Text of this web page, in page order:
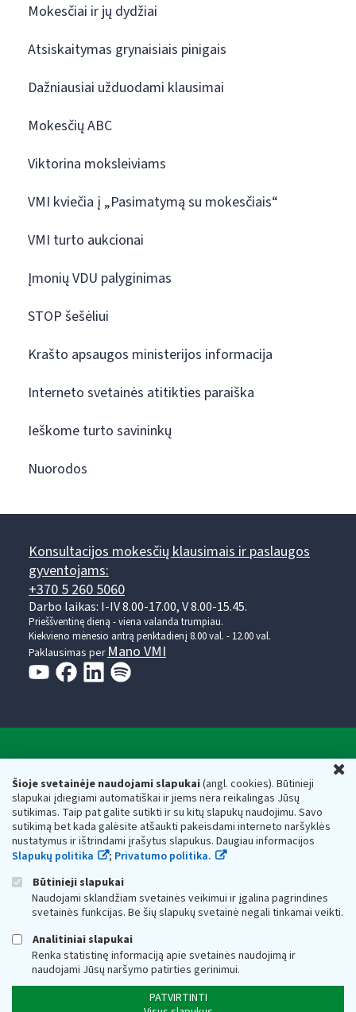
Šioje svetainėje naudojami slapukai(angl. cookies). Būtinieji
slapukai įdiegiami automatiškai ir jiems nėra reikalingas Jūsų
sutikimas. Taip pat galite sutikti ir su kitų slapukų naudojimu. Savo
sutikimą bet kada galėsite atšaukti pakeisdami interneto naršyklės
nustatymus ir ištrindami įrašytus slapukus. Daugiau informacijos
Slapukų politika
; Privatumo politika.
Būtinieji slapukai
Naudojami sklandžiam svetainės veikimui ir įgalina pagrindines
svetainės funkcijas. Be šių slapukų svetainė negali tinkamai veikti.
Analitiniai slapukai
Renka statistinę informaciją apie svetainės naudojimą ir
naudojami Jūsų naršymo patirties gerinimui.
PATVIRTINTI
Mokesčiai ir jų dydžiai
Atsiskaitymas grynaisiais pinigais
Dažniausiai užduodami klausimai
Mokesčių ABC
Viktorina moksleiviams
VMI kviečia į „Pasimatymą su mokesčiais“
VMI turto aukcionai
Įmonių VDU palyginimas
STOP šešėliui
Krašto apsaugos ministerijos informacija
Interneto svetainės atitikties paraiška
Ieškome turto savininkų
Nuorodos
Konsultacijos mokesčių klausimais ir paslaugos
gyventojams:
+370 5 260 5060
Darbo laikas: I-IV 8.00-17.00, V 8.00-15.45.
Prieššventinę dieną - viena valanda trumpiau.
Kiekvieno mėnesio antrą penktadienį 8.00 val. - 12.00 val.
Paklausimas per Mano VMI
Respublikos finansų ministerijos
Biudžetinė įstaiga. Juridinio asmens kodas — 188659752,
adresas: Vasario 16-osios g. 14, 01107 Vilnius, Lietuva, el.paštas:
vmi@vmi.lt, E. pristatymo dėžutės adresas 188659752
Duomenys apie Valstybinę mokesčių inspekciją prie Lietuvos
Respublikos finansų ministerijos kaupiami ir saugomi Juridinių